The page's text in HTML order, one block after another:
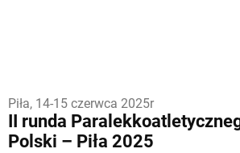
Piła, 14-15 czerwca 2025r
II runda
Polski – Piła 2025